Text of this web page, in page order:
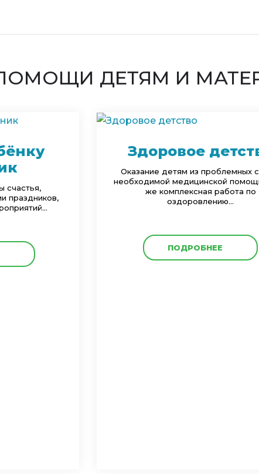
ДЕТЯМ И
счастья,
праздников,
Здоровое
Оказание детям из проблемных
необходимой медицинской
же комплексная работа по
оздоровлению...
ПОДРОБНЕЕ